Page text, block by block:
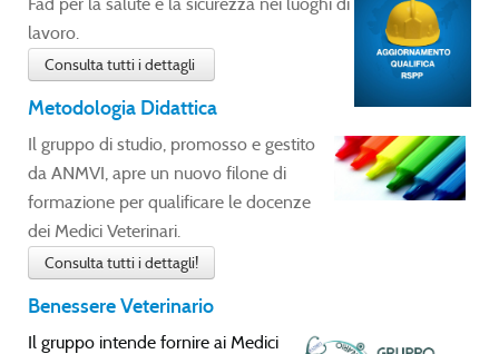
lavoro.
Consulta tutti i dettagli
Metodologia Didattica
Il gruppo di studio, promosso e gestito
da ANMVI, apre un nuovo filone di
formazione per qualificare le docenze
dei Medici Veterinari.
Consulta tutti i dettagli!
Benessere Veterinario
Il gruppo intende fornire ai Medici